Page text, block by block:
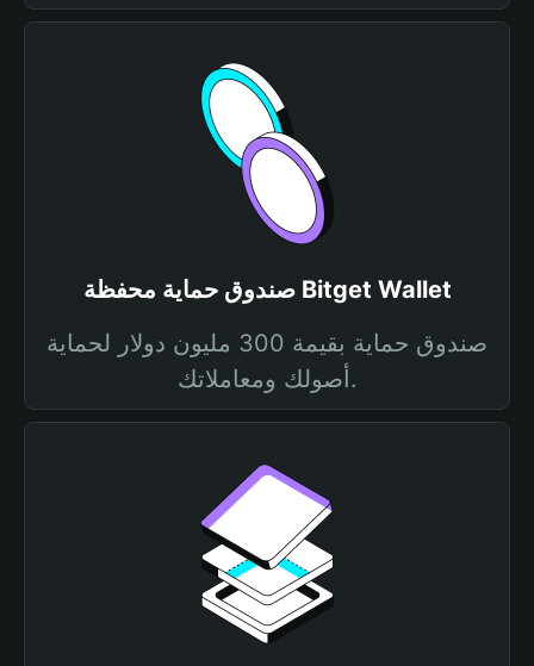
صندوق حماية محفظة Bitget Wallet
صندوق حماية بقيمة 300 مليون دولار لحماية
أصولك ومعاملاتك.